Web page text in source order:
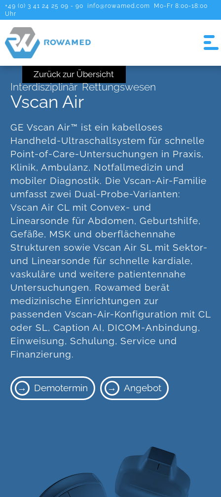
+49 (0) 3 41 24 25 09 - 90 info@rowamed.com
Mo-Fr 8:00-18:00
Uhr
Zurück zur Übersicht
Interdisziplinär Rettungswesen
Vscan Air
GE Vscan Air™ ist ein kabelloses
Handheld-Ultraschallsystem für schnelle
Point-of-Care-Untersuchungen in Praxis,
Klinik, Ambulanz, Notfallmedizin und
mobiler Diagnostik. Die Vscan-Air-Familie
umfasst zwei Dual-Probe-Varianten:
Vscan Air CL mit Convex- und
Linearsonde für Abdomen, Geburtshilfe,
Gefäße, MSK und oberflächennahe
Strukturen sowie Vscan Air SL mit Sektor-
und Linearsonde für schnelle kardiale,
vaskuläre und weitere patientennahe
Untersuchungen. Rowamed berät
medizinische Einrichtungen zur
passenden Vscan-Air-Konfiguration mit CL
oder SL, Caption AI, DICOM-Anbindung,
Einweisung, Schulung, Service und
Finanzierung.
Demotermin Angebot